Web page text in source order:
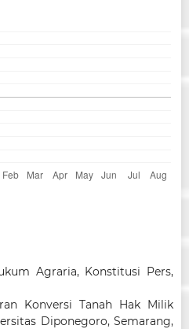
Agraria, Konstitusi Pers,
Konversi Tanah Hak Milik
Diponegoro, Semarang,